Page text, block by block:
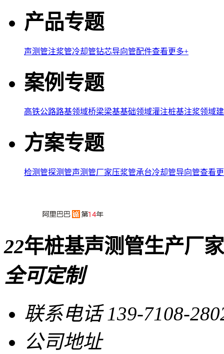
产品专题
声测管注浆管冷却管钻芯导向管配件查看更多+
案例专题
高铁公路路基领域桥梁梁基基础领域灌注桩基注浆领域
方案专题
检测管探测管声测管厂家压浆管承台冷却管导向管查看
22年桩基声测管生产厂家
全可定制
联系电话 139-7108-
公司地址